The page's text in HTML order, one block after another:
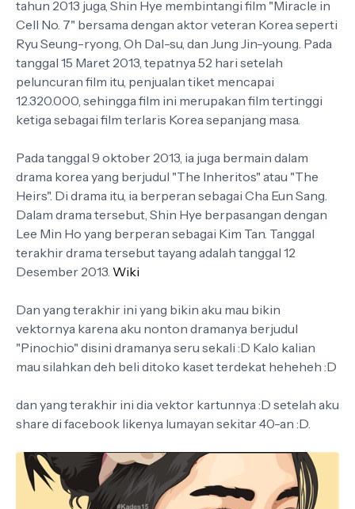
tahun 2013 juga, Shin Hye membintangi film "Miracle in
Cell No. 7" bersama dengan aktor veteran Korea seperti
Ryu Seung-ryong, Oh Dal-su, dan Jung Jin-young. Pada
tanggal 15 Maret 2013, tepatnya 52 hari setelah
peluncuran film itu, penjualan tiket mencapai
12.320.000, sehingga film ini merupakan film tertinggi
ketiga sebagai film terlaris Korea sepanjang masa.
Pada tanggal 9 oktober 2013, ia juga bermain dalam
drama korea yang berjudul "The Inheritos" atau "The
Heirs". Di drama itu, ia berperan sebagai Cha Eun Sang.
Dalam drama tersebut, Shin Hye berpasangan dengan
Lee Min Ho yang berperan sebagai Kim Tan. Tanggal
terakhir drama tersebut tayang adalah tanggal 12
Desember 2013. Wiki
Dan yang terakhir ini yang bikin aku mau bikin
vektornya karena aku nonton dramanya berjudul
"Pinochio" disini dramanya seru sekali :D Kalo kalian
mau silahkan deh beli ditoko kaset terdekat heheheh :D
dan yang terakhir ini dia vektor kartunnya :D setelah aku
share di facebook likenya lumayan sekitar 40-an :D.